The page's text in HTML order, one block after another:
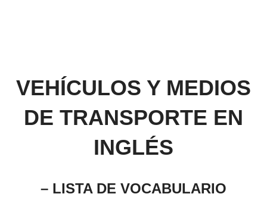
VEHÍCULOS Y MEDIOS
DE TRANSPORTE EN
INGLÉS
– LISTA DE VOCABULARIO